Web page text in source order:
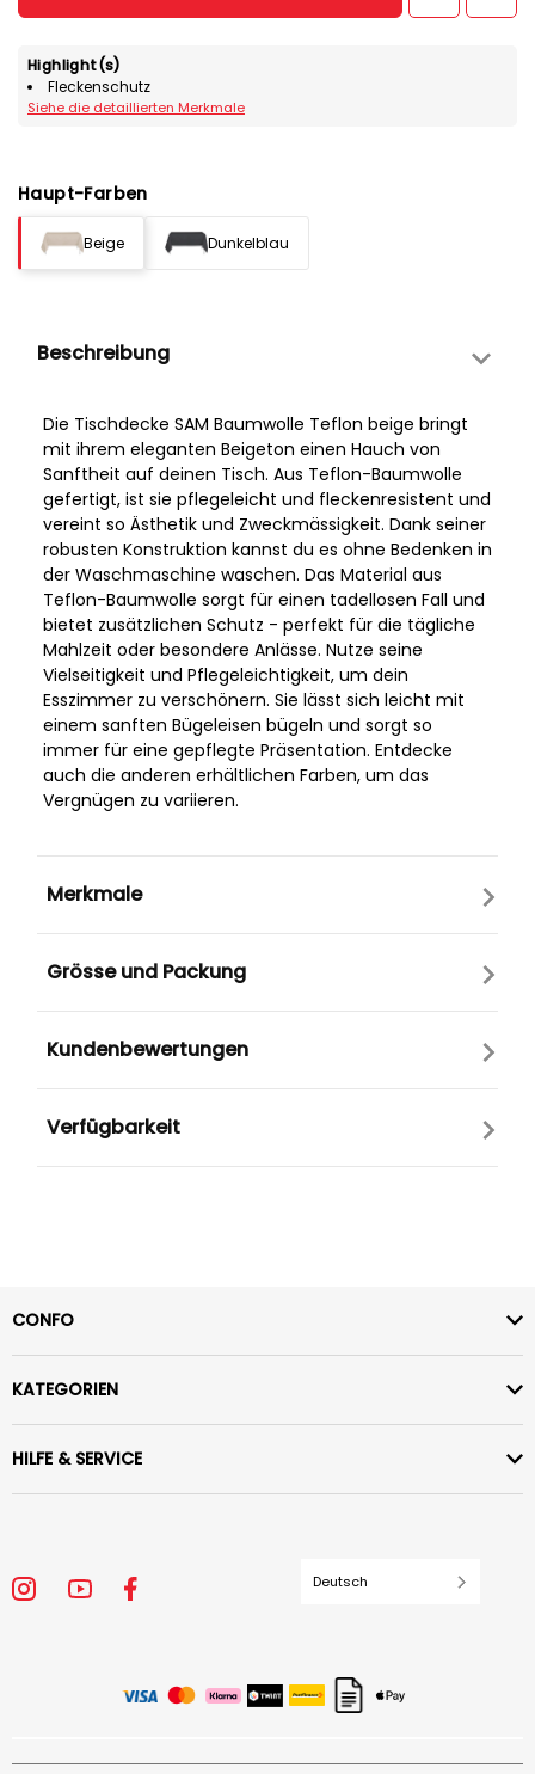
Highlight(s)
Fleckenschutz
Siehe die detaillierten Merkmale
Haupt-Farben
Beige Dunkelblau
Beschreibung
Die Tischdecke SAM Baumwolle Teflon beige bringt
mit ihrem eleganten Beigeton einen Hauch von
Sanftheit auf deinen Tisch. Aus Teflon-Baumwolle
gefertigt, ist sie pflegeleicht und fleckenresistent und
vereint so Ästhetik und Zweckmässigkeit. Dank seiner
robusten Konstruktion kannst du es ohne Bedenken in
der Waschmaschine waschen. Das Material aus
Teflon-Baumwolle sorgt für einen tadellosen Fall und
bietet zusätzlichen Schutz - perfekt für die tägliche
Mahlzeit oder besondere Anlässe. Nutze seine
Vielseitigkeit und Pflegeleichtigkeit, um dein
Esszimmer zu verschönern. Sie lässt sich leicht mit
einem sanften Bügeleisen bügeln und sorgt so
immer für eine gepflegte Präsentation. Entdecke
auch die anderen erhältlichen Farben, um das
Vergnügen zu variieren.
Merkmale
Grösse und Packung
Kundenbewertungen
Verfügbarkeit
CONFO
KATEGORIEN
HILFE & SERVICE
Deutsch